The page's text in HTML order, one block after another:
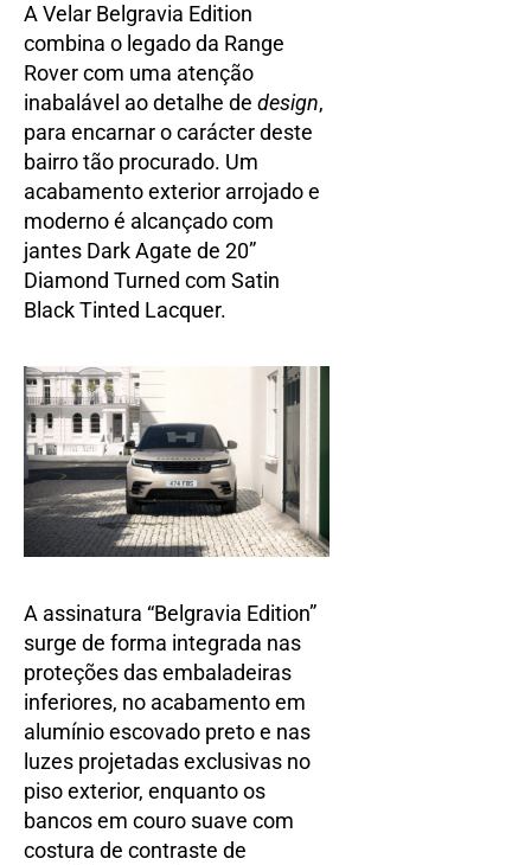
A Velar Belgravia Edition
combina o legado da Range
Rover com uma atenção
inabalável ao detalhe de design,
para encarnar o carácter deste
bairro tão procurado. Um
acabamento exterior arrojado e
moderno é alcançado com
jantes Dark Agate de 20”
Diamond Turned com Satin
Black Tinted Lacquer.
A assinatura “Belgravia Edition”
surge de forma integrada nas
proteções das embaladeiras
inferiores, no acabamento em
alumínio escovado preto e nas
luzes projetadas exclusivas no
piso exterior, enquanto os
bancos em couro suave com
costura de contraste de